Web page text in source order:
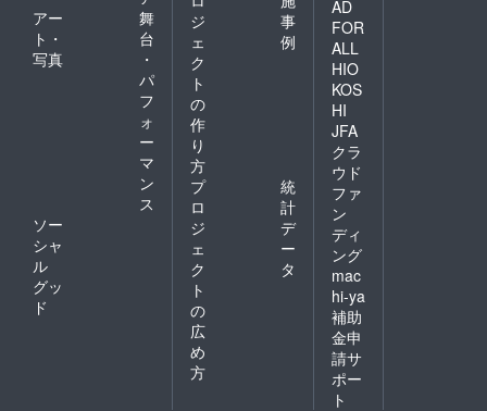
アー
ト・
写真
舞
台
・
パ
フ
ォ
ー
マ
ン
ス
ソー
シャ
ル
グッ
ド
ジ
ェ
ク
ト
の
作
り
方
事
例
プ
ロ
ジ
ェ
ク
ト
の
広
め
方
統
計
デ
ー
タ
AD
FOR
ALL
HIO
KOS
HI
JFA
クラ
ウド
ファ
ン
ディ
ング
mac
hi-ya
補助
金申
請サ
ポー
ト